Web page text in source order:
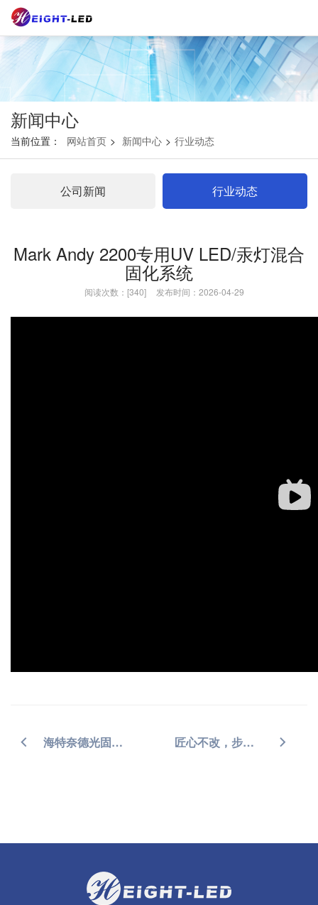
新闻中心
当前位置： 网站首页 > 新闻中心 > 行业动态
公司新闻 行业动态
Mark Andy 2200专用UV LED/汞灯混合
固化系统
阅读次数：[340] 发布时间：2026-04-29
海特奈德光固化方案亮相AI+AR智能眼镜产业展 匠心不改，步履不停 | 五一劳动节快乐